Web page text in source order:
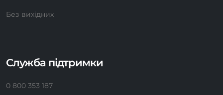
Без вихідних
Служба підтримки
0 800 353 187